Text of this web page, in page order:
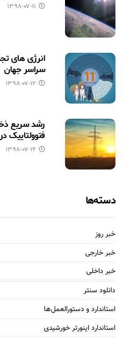
۱۳۹۸-۰۷-۱۱
انرژی های
سراسر جهان
۱۳۹۸-۰۷-۱۲
رشد سریع
فتوولتاییک
۱۳۹۸-۰۷-۱۴
دسته‌ها
خبر روز
خبر خارجی
خبر داخلی
دانلود سنتر
استاندارد و دستورالعمل‌ها
استاندارد اینورتر خورشیدی